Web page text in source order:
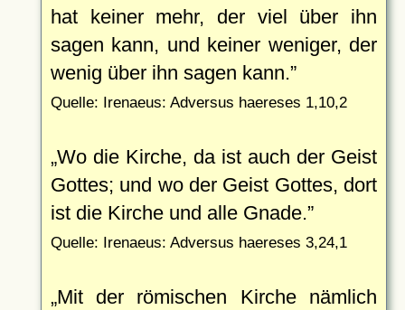
hat keiner mehr, der viel über ihn
sagen kann, und keiner weniger, der
wenig über ihn sagen kann.
Quelle: Irenaeus: Adversus haereses 1,10,2
Wo die Kirche, da ist auch der Geist
Gottes; und wo der Geist Gottes, dort
ist die Kirche und alle Gnade.
Quelle: Irenaeus: Adversus haereses 3,24,1
Mit der römischen Kirche nämlich